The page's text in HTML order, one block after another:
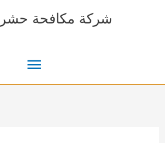
شركة مكافحة
القائمة